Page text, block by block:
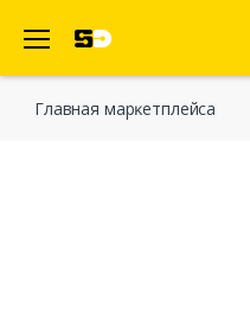
Главная марĸетплейса